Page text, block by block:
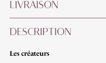
LIVRAISON
DESCRIPTION
Les créateurs